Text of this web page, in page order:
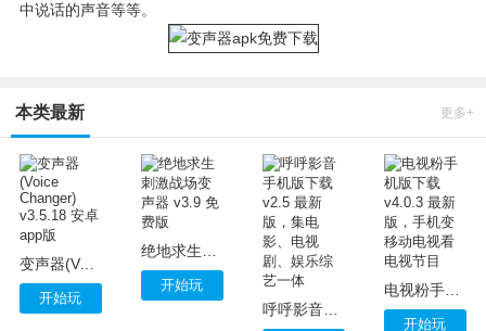
中说话的声音等等。
本类最新 更多+
变声器(Voice Changer) v3.5.18 安卓app版
开始玩
开始玩
呼呼影音手机版下载 v2.5 最新版，集电影、电视剧、娱乐综艺一体
电视粉手机版下载 v4.0.3 最新版，手机变移动电视看电视节目
开始玩